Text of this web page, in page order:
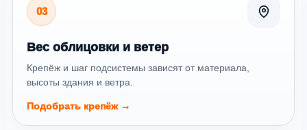
03
Вес облицовки и ветер
Крепёж и шаг подсистемы зависят от материала,
высоты здания и ветра.
Подобрать крепёж →